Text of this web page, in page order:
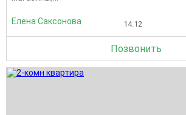
Елена Саксонова 14.12
Позвонить